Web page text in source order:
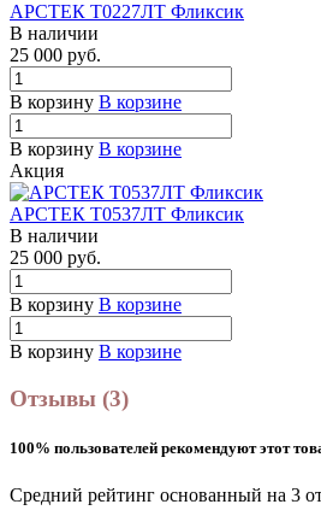
АРСТЕК Т0227ЛТ Фликсик
В наличии
25 000 руб.
В корзину В корзине
В корзину В корзине
Акция
АРСТЕК Т0537ЛТ Фликсик
В наличии
25 000 руб.
В корзину В корзине
В корзину В корзине
Отзывы (3)
100% пользователей рекомендуют этот
Средний рейтинг основанный на 3